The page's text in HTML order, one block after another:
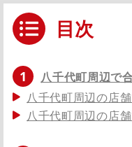
目次
1
八千代町周辺で
八千代町周辺の店
八千代町周辺の店